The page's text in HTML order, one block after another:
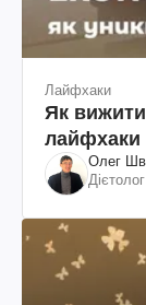
Лайфхаки
Як
лайфхаки
Олег
Дієтолог